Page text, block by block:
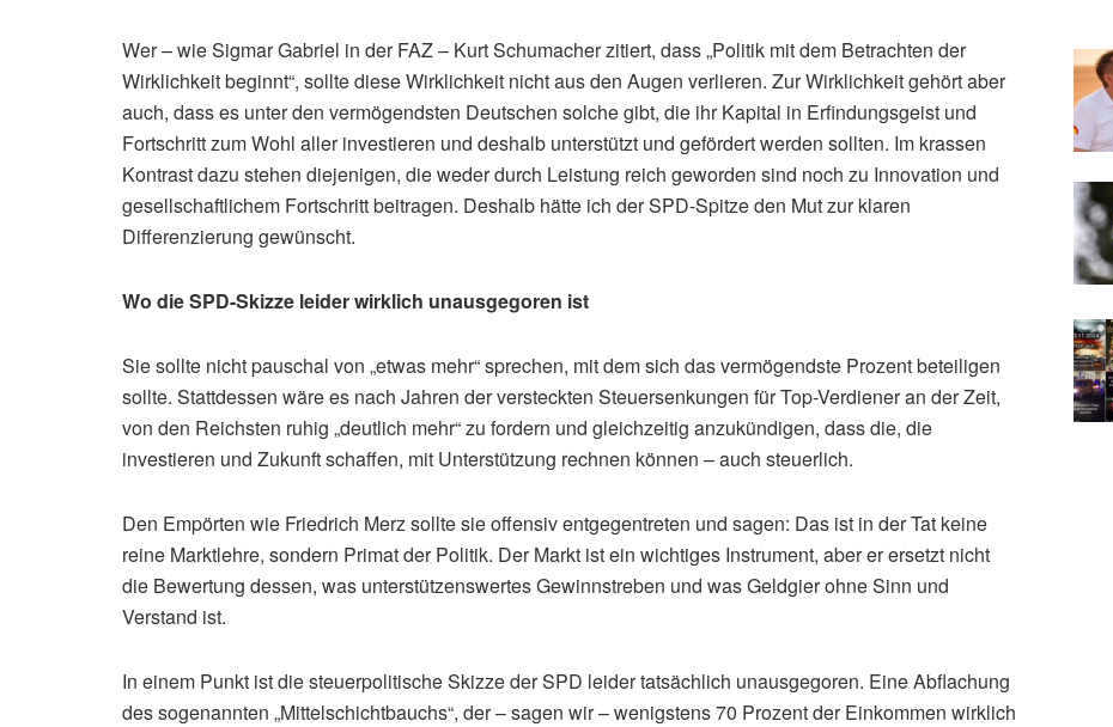
Wer – wie Sigmar Gabriel in der FAZ – Kurt Schumacher zitiert, dass „Politik mit dem Betrachten der
Wirklichkeit beginnt“, sollte diese Wirklichkeit nicht aus den Augen verlieren. Zur Wirklichkeit gehört aber
auch, dass es unter den vermögendsten Deutschen solche gibt, die ihr Kapital in Erfindungsgeist und
Fortschritt zum Wohl aller investieren und deshalb unterstützt und gefördert werden sollten. Im krassen
Kontrast dazu stehen diejenigen, die weder durch Leistung reich geworden sind noch zu Innovation und
gesellschaftlichem Fortschritt beitragen. Deshalb hätte ich der SPD-Spitze den Mut zur klaren
Differenzierung gewünscht.
Wo die SPD-Skizze leider wirklich unausgegoren ist
Sie sollte nicht pauschal von „etwas mehr“ sprechen, mit dem sich das vermögendste Prozent beteiligen
sollte. Stattdessen wäre es nach Jahren der versteckten Steuersenkungen für Top-Verdiener an der Zeit,
von den Reichsten ruhig „deutlich mehr“ zu fordern und gleichzeitig anzukündigen, dass die, die
investieren und Zukunft schaffen, mit Unterstützung rechnen können – auch steuerlich.
Den Empörten wie Friedrich Merz sollte sie offensiv entgegentreten und sagen: Das ist in der Tat keine
reine Marktlehre, sondern Primat der Politik. Der Markt ist ein wichtiges Instrument, aber er ersetzt nicht
die Bewertung dessen, was unterstützenswertes Gewinnstreben und was Geldgier ohne Sinn und
Verstand ist.
In einem Punkt ist die steuerpolitische Skizze der SPD leider tatsächlich unausgegoren. Eine Abflachung
des sogenannten „Mittelschichtbauchs“, der – sagen wir – wenigstens 70 Prozent der Einkommen wirklich